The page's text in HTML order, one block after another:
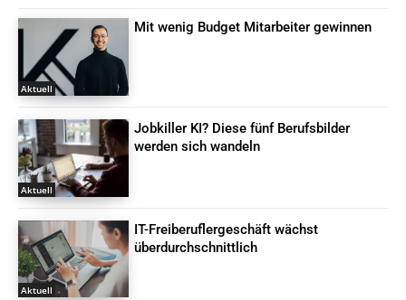
Aktuell
Mit wenig Budget Mitarbeiter gewinnen
Aktuell
Jobkiller KI? Diese fünf Berufsbilder
werden sich wandeln
Aktuell
IT-Freiberuflergeschäft wächst
überdurchschnittlich